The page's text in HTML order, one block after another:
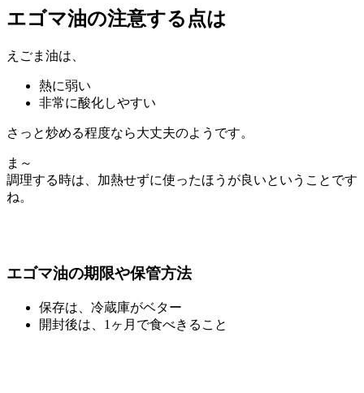
エゴマ油の注意する点は
えごま油は、
熱に弱い
非常に酸化しやすい
さっと炒める程度なら大丈夫のようです。
ま～
調理する時は、加熱せずに使ったほうが良いということです
ね。
エゴマ油の期限や保管方法
保存は、冷蔵庫がベター
開封後は、1ヶ月で食べきること